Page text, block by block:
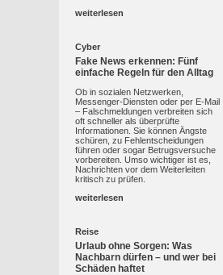
weiterlesen
Cyber
Fake News erkennen: Fünf
einfache Regeln für den Alltag
Ob in sozialen Netzwerken,
Messenger-Diensten oder per E-Mail
– Falschmeldungen verbreiten sich
oft schneller als überprüfte
Informationen. Sie können Ängste
schüren, zu Fehlentscheidungen
führen oder sogar Betrugsversuche
vorbereiten. Umso wichtiger ist es,
Nachrichten vor dem Weiterleiten
kritisch zu prüfen.
weiterlesen
Reise
Urlaub ohne Sorgen: Was
Nachbarn dürfen – und wer bei
Schäden haftet